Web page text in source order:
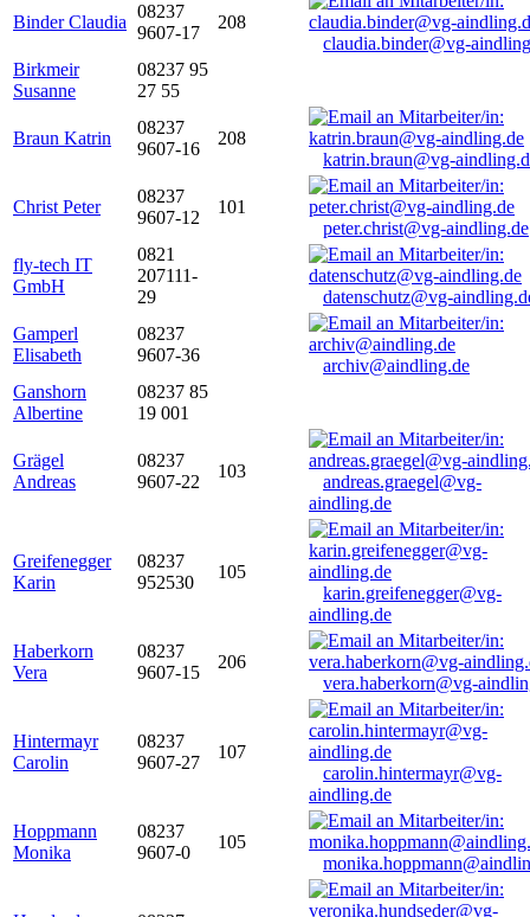
Binder Claudia
08237
9607-17
208
claudia.binder@vg-
Birkmeir
Susanne
08237 95
27 55
Braun Katrin
08237
9607-16
208
katrin.braun@vg-
Christ Peter
08237
9607-12
101
peter.christ@vg-aindling.de
fly-tech IT
GmbH
0821
207111-
29
datenschutz@vg-
Gamperl
Elisabeth
08237
9607-36
archiv@aindling.de
Ganshorn
Albertine
08237 85
19 001
Grägel
Andreas
08237
9607-22
103
andreas.graegel@vg-
aindling.de
Greifenegger
Karin
08237
952530
105
karin.greifenegger@vg-
aindling.de
Haberkorn
Vera
08237
9607-15
206
vera.haberkorn@vg-
Hintermayr
Carolin
08237
9607-27
107
carolin.hintermayr@vg-
aindling.de
Hoppmann
Monika
08237
9607-0
105